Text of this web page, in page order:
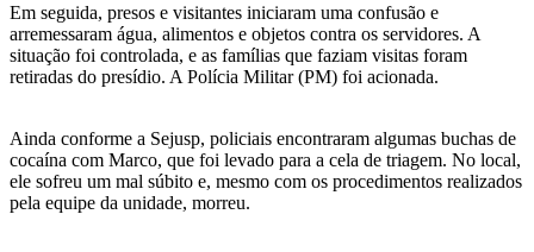
Em seguida, presos e visitantes iniciaram uma confusão e
arremessaram água, alimentos e objetos contra os servidores. A
situação foi controlada, e as famílias que faziam visitas foram
retiradas do presídio. A Polícia Militar (PM) foi acionada.
Ainda conforme a Sejusp, policiais encontraram algumas buchas de
cocaína com Marco, que foi levado para a cela de triagem. No local,
ele sofreu um mal súbito e, mesmo com os procedimentos realizados
pela equipe da unidade, morreu.